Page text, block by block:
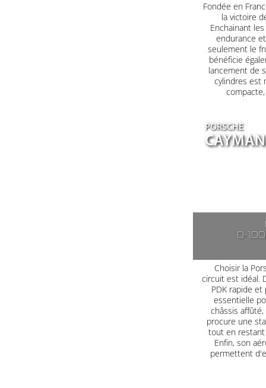
Fondée en
la victoire
Enchainant
endurance
seulement le
bénéficie
lancement de
cylindres est
PORSCHE
0-
Choisir la
circuit est idéal.
PDK rapide
essentielle
châssis
procure une
tout en restant
Enfin, son
permettent